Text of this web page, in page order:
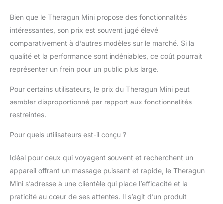
partout pour un
soulagement rapide et
facile. Jusqu'à 180 min
d'autonomie avec
chargement USB-C.
Autonomie de batterie
pour plus de
commodité en
d'autonomie de
batterie et une charge
Mini est conçu pour
vous accompagner
durant vos journées les
plus longues, vous
Bien que le Theragun Mini propose des fonctionnalités
intéressantes, son prix est souvent jugé élevé
comparativement à d’autres modèles sur le marché. Si la
qualité et la performance sont indéniables, ce coût pourrait
représenter un frein pour un public plus large.
Pour certains utilisateurs, le prix du Theragun Mini peut
sembler disproportionné par rapport aux fonctionnalités
restreintes.
Pour quels utilisateurs est-il conçu ?
Idéal pour ceux qui voyagent souvent et recherchent un
appareil offrant un massage puissant et rapide, le Theragun
Mini s’adresse à une clientèle qui place l’efficacité et la
praticité au cœur de ses attentes. Il s’agit d’un produit